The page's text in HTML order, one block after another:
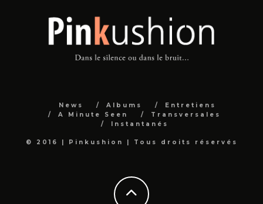
News Albums
Entretiens
A Minute Seen
Transversales
Instantanés
© 2016 | Pinkushion | Tous droits réservés